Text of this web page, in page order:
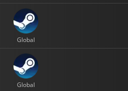
Global
Global